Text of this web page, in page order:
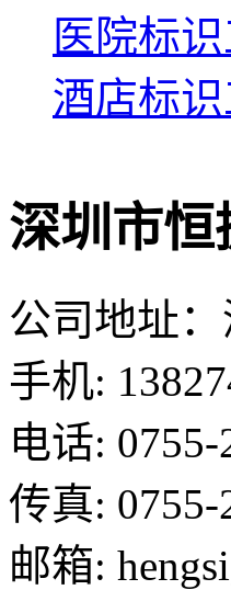
医院标
酒店标
深圳市恒
公司地址
手机:
电话: 0755-
传真: 0755-
邮箱: